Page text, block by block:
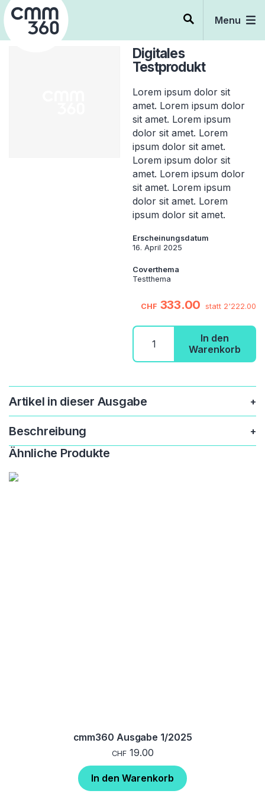
Skip
to
content
Menu
Digitales
Testprodukt
Lorem ipsum dolor sit
amet. Lorem ipsum dolor
sit amet. Lorem ipsum
dolor sit amet. Lorem
ipsum dolor sit amet.
Lorem ipsum dolor sit
amet. Lorem ipsum dolor
sit amet. Lorem ipsum
dolor sit amet. Lorem
ipsum dolor sit amet.
Erscheinungsdatum
16. April 2025
Coverthema
Testthema
CHF 333.00 statt 2'222.00
Digitales
Testprodukt
In den
Warenkorb
Artikel in dieser Ausgabe
Beschreibung
Ähnliche Produkte
cmm360 Ausgabe 1/2025
CHF19.00
In den Warenkorb